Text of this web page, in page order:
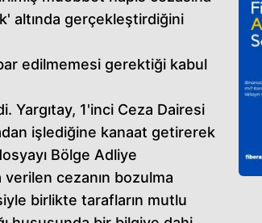
altında gerçekleştirdiğini
edilmemesi gerektiği kabul
Yargıtay, 1'inci Ceza Dairesi
işlediğine kanaat getirerek
Bölge Adliye
verilen cezanın bozulma
birlikte tarafların mutlu